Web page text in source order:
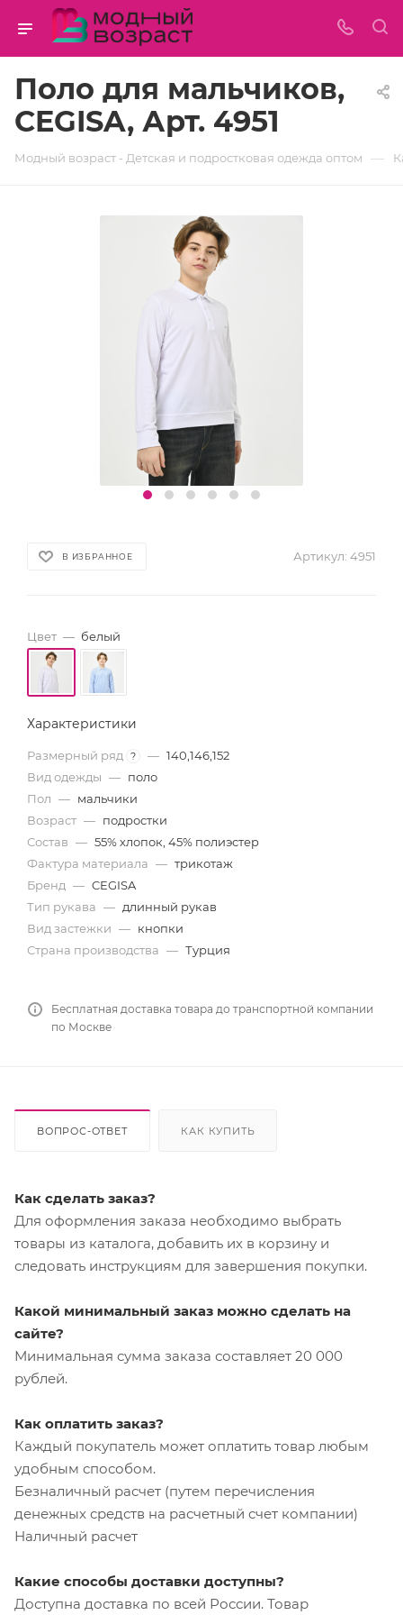
Поло для мальчиков,
CEGISA, Арт. 4951
Модный возраст - Детская и подростковая одежда оптом —
В ИЗБРАННОЕ Артикул: 4951
Цвет — белый
Характеристики
Размерный ряд ? — 140,146,152
Вид одежды — поло
Пол — мальчики
Возраст — подростки
Состав — 55% хлопок, 45% полиэстер
Фактура материала — трикотаж
Бренд — CEGISA
Тип рукава — длинный рукав
Вид застежки — кнопки
Страна производства — Турция
Бесплатная доставка товара до транспортной компании
по Москве
ВОПРОС-ОТВЕТ КАК КУПИТЬ
Как сделать заказ?
Для оформления заказа необходимо выбрать
товары из каталога, добавить их в корзину и
следовать инструкциям для завершения покупки.
Какой минимальный заказ можно сделать на
сайте?
Минимальная сумма заказа составляет 20 000
рублей.
Как оплатить заказ?
Каждый покупатель может оплатить товар любым
удобным способом.
Безналичный расчет (путем перечисления
денежных средств на расчетный счет компании)
Наличный расчет
Какие способы доставки доступны?
Доступна доставка по всей России. Товар